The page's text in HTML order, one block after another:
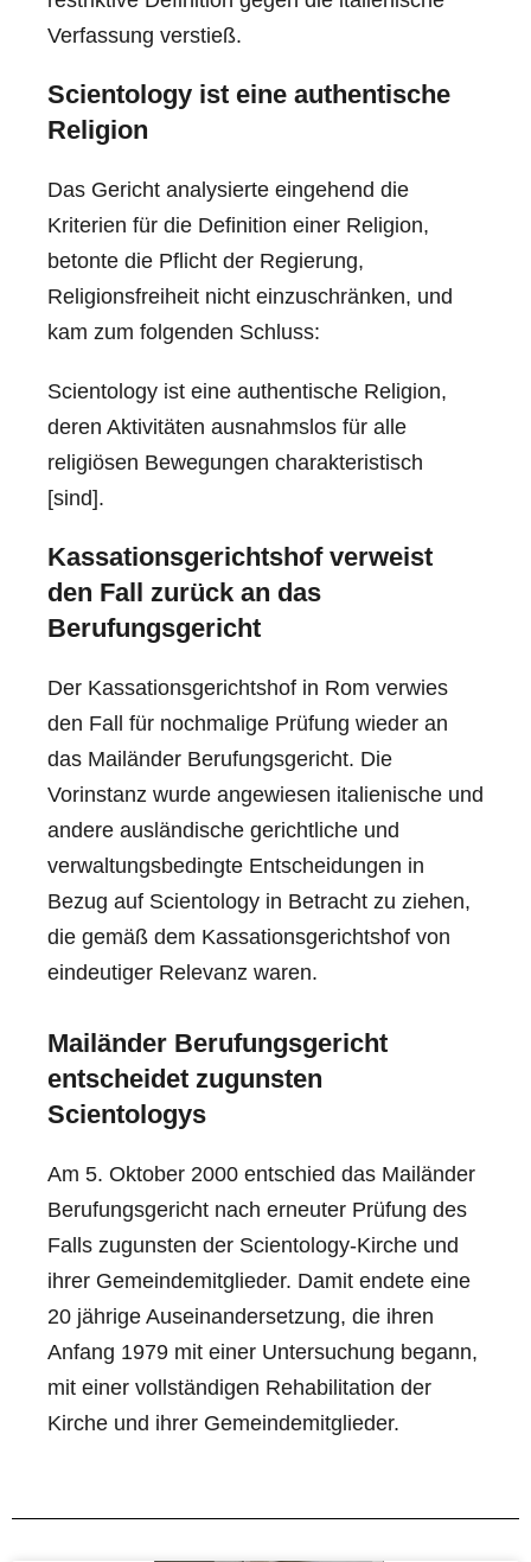
Verfassung verstieß.
Scientology ist eine authentische
Religion
Das Gericht analysierte eingehend die
Kriterien für die Definition einer Religion,
betonte die Pflicht der Regierung,
Religionsfreiheit nicht einzuschränken, und
kam zum folgenden Schluss:
Scientology ist eine authentische Religion,
deren Aktivitäten ausnahmslos für alle
religiösen Bewegungen charakteristisch
[sind].
Kassationsgerichtshof verweist
den Fall zurück an das
Berufungsgericht
Der Kassationsgerichtshof in Rom verwies
den Fall für nochmalige Prüfung wieder an
das Mailänder Berufungsgericht. Die
Vorinstanz wurde angewiesen italienische und
andere ausländische gerichtliche und
verwaltungsbedingte Entscheidungen in
Bezug auf Scientology in Betracht zu ziehen,
die gemäß dem Kassationsgerichtshof von
eindeutiger Relevanz waren.
Mailänder Berufungsgericht
entscheidet zugunsten
Scientologys
Am 5. Oktober 2000 entschied das Mailänder
Berufungsgericht nach erneuter Prüfung des
Falls zugunsten der Scientology-Kirche und
ihrer Gemeindemitglieder. Damit endete eine
20 jährige Auseinandersetzung, die ihren
Anfang 1979 mit einer Untersuchung begann,
mit einer vollständigen Rehabilitation der
Kirche und ihrer Gemeindemitglieder.